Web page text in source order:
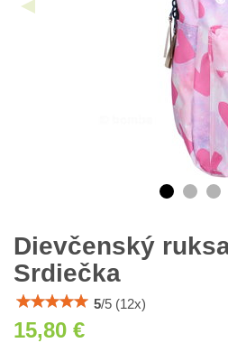
Dievčenský
Srdiečka
5/5 (12x)
15,80 €